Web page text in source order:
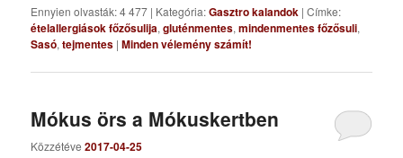
Ennyien olvasták: 4 477 | Kategória:Gasztro kalandok |Címke:
ételallergiások főzősulija,gluténmentes,mindenmentes főzősuli,
Sasó,tejmentes |Minden vélemény számít!
Mókus örs a Mókuskertben
Közzétéve2017-04-25